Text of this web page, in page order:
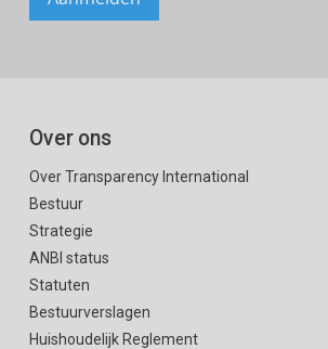
Over ons
Over Transparency International
Bestuur
Strategie
ANBI status
Statuten
Bestuurverslagen
Huishoudelijk Reglement